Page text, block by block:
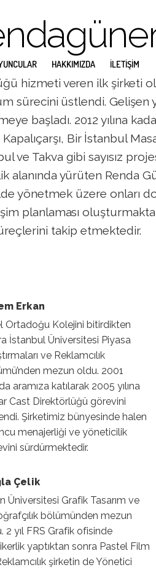
HAKKIMIZDA İLETİŞİM
hizmeti veren ilk şirketi
üstlendi. Gelişen
başladı. 2012 yılına
Bir İstanbul
ve Takva gibi sayısız
alanında yürüten Renda
yönetmek üzere onları
planlaması
takip etmektedir.
Erkan
Ortadoğu Kolejini bitirdikten
İstanbul Üniversitesi Piyasa
ve Reklamcılık
mezun oldu. 2001
aramıza katılarak 2005 yılına
Cast Direktörlüğü görevini
Şirketimiz bünyesinde halen
menajerliği ve yöneticilik
sürdürmektedir.
Çelik
Üniversitesi Grafik Tasarım ve
bölümünden mezun
2 yıl FRS Grafik ofisinde
yaptıktan sonra Pastel Film
şirketin de Yönetici